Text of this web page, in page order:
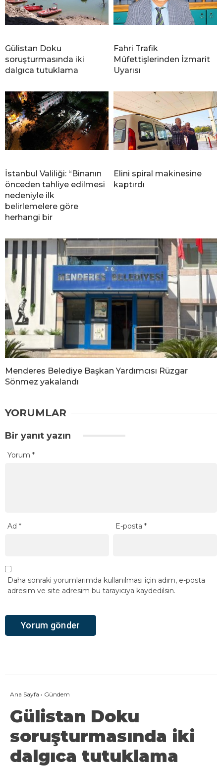
Gülistan Doku
soruşturmasında iki
dalgıca tutuklama
Fahri Trafik
Müfettişlerinden İzmarit
Uyarısı
İstanbul Valiliği: “Binanın
önceden tahliye edilmesi
nedeniyle ilk
belirlemelere göre
herhangi bir
Elini spiral makinesine
kaptırdı
Menderes Belediye Başkan Yardımcısı Rüzgar
Sönmez yakalandı
YORUMLAR
Bir yanıt yazın
Yorum *
Ad * E-posta*
Daha sonraki yorumlarımda kullanılması için adım, e-posta
adresim ve site adresim bu tarayıcıya kaydedilsin.
Ana Sayfa › Gündem
Gülistan Doku
soruşturmasında iki
dalgıca tutuklama